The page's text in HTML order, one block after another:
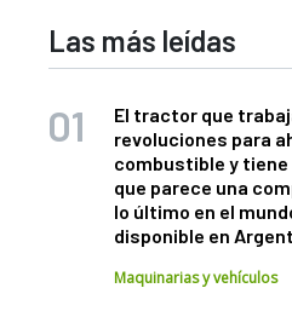
Las más leídas
El tractor que
revoluciones para
combustible y tiene
que parece una
lo último en el
disponible en
Maquinarias y vehículos